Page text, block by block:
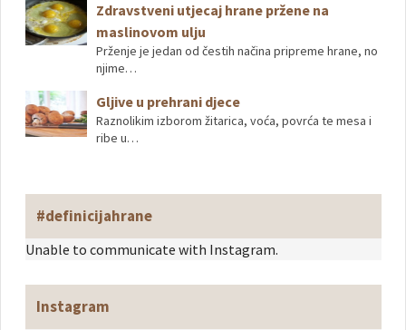
Zdravstveni utjecaj hrane pržene na
maslinovom ulju
Prženje je jedan od čestih načina pripreme hrane, no
njime…
Gljive u prehrani djece
Raznolikim izborom žitarica, voća, povrća te mesa i
ribe u…
#definicijahrane
Unable to communicate with Instagram.
Instagram